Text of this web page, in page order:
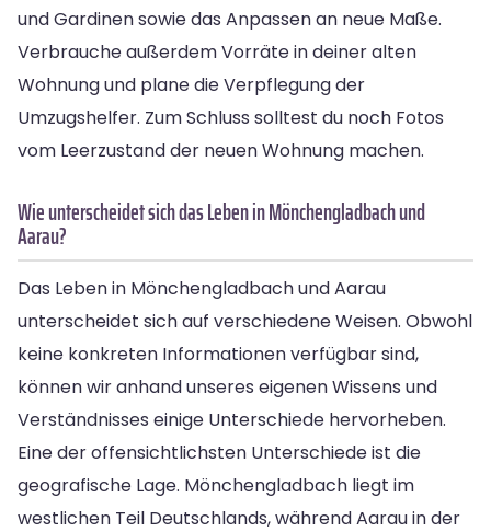
und Gardinen sowie das Anpassen an neue Maße.
Verbrauche außerdem Vorräte in deiner alten
Wohnung und plane die Verpflegung der
Umzugshelfer. Zum Schluss solltest du noch Fotos
vom Leerzustand der neuen Wohnung machen.
Wie unterscheidet sich das Leben in Mönchengladbach und
Aarau?
Das Leben in Mönchengladbach und Aarau
unterscheidet sich auf verschiedene Weisen. Obwohl
keine konkreten Informationen verfügbar sind,
können wir anhand unseres eigenen Wissens und
Verständnisses einige Unterschiede hervorheben.
Eine der offensichtlichsten Unterschiede ist die
geografische Lage. Mönchengladbach liegt im
westlichen Teil Deutschlands, während Aarau in der